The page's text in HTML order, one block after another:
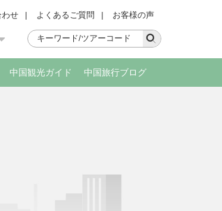
わせ | よくあるご質問 | お客様の声
中国観光ガイド 中国旅行ブログ